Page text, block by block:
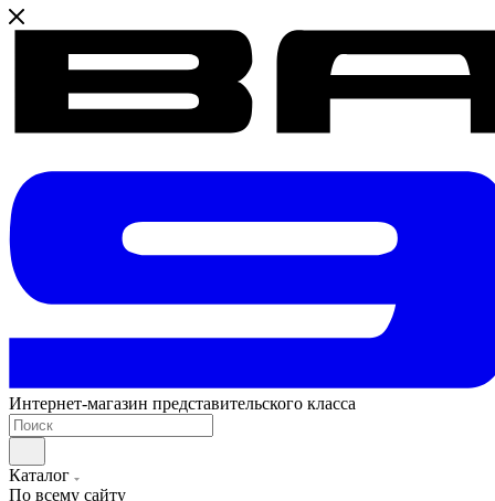
Интернет-магазин представительского класса
Каталог
По всему сайту